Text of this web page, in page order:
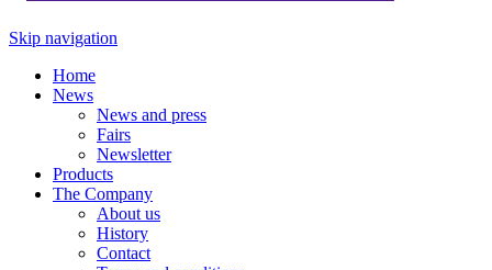
Skip navigation
Home
News
News and press
Fairs
Newsletter
Products
The Company
About us
History
Contact